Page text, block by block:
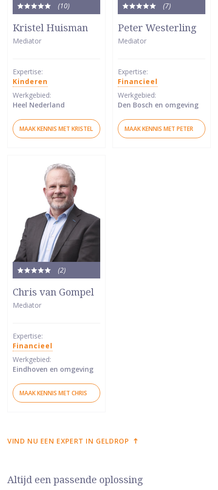
(10)
Totale
5
van
Kristel Huisman
Mediator
Expertise:
Kinderen
Werkgebied:
Heel Nederland
MAAK KENNIS MET KRISTEL
(7)
Totale
5
van
Peter Westerling
Mediator
Expertise:
Financieel
Werkgebied:
Den Bosch en omgeving
MAAK KENNIS MET PETER
(2)
Totale
5
van
Chris van Gompel
Mediator
Expertise:
Financieel
Werkgebied:
Eindhoven en omgeving
MAAK KENNIS MET CHRIS
VIND NU EEN EXPERT IN GELDROP
Altijd een passende oplossing